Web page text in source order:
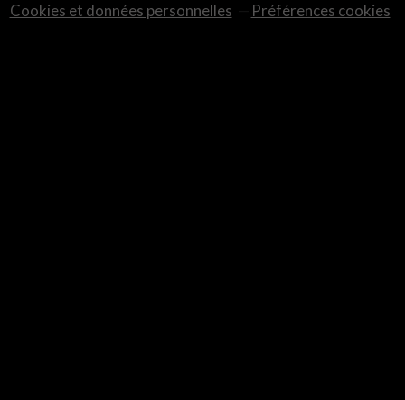
Cookies et données personnelles
Préférences cookies